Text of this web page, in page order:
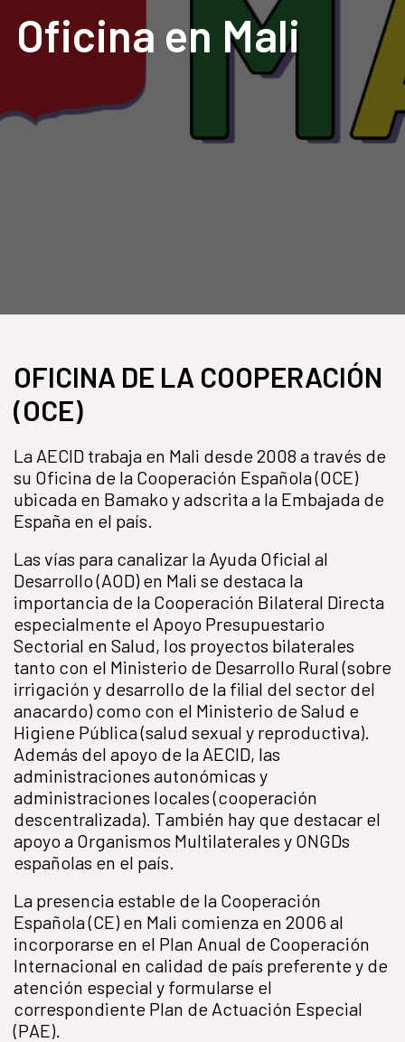
Oficina en Mali
OFICINA DE LA COOPERACIÓN
(OCE)
La AECID trabaja en Mali desde 2008 a través de
su Oficina de la Cooperación Española (OCE)
ubicada en Bamako y adscrita a la Embajada de
España en el país.
Las vías para canalizar la Ayuda Oficial al
Desarrollo (AOD) en Mali se destaca la
importancia de la Cooperación Bilateral Directa
especialmente el Apoyo Presupuestario
Sectorial en Salud, los proyectos bilaterales
tanto con el Ministerio de Desarrollo Rural (sobre
irrigación y desarrollo de la filial del sector del
anacardo) como con el Ministerio de Salud e
Higiene Pública (salud sexual y reproductiva).
Además del apoyo de la AECID, las
administraciones autonómicas y
administraciones locales (cooperación
descentralizada). También hay que destacar el
apoyo a Organismos Multilaterales y ONGDs
españolas en el país.
La presencia estable de la Cooperación
Española (CE) en Mali comienza en 2006 al
incorporarse en el Plan Anual de Cooperación
Internacional en calidad de país preferente y de
atención especial y formularse el
correspondiente Plan de Actuación Especial
(PAE).